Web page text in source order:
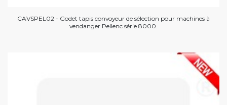
CAVSPEL02 - Godet tapis convoyeur de sélection pour machines à
vendanger Pellenc série 8000.